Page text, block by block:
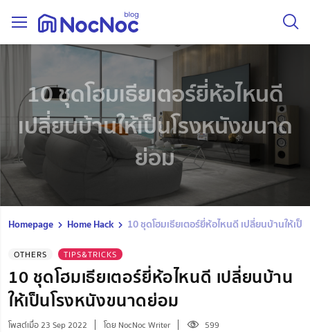
10 ชุดโฮมเธียเตอร์ยี่ห้อไหนดี
เปลี่ยนบ้านให้เป็นโรงหนังขนาด
ย่อม
Homepage Home Hack 10 ชุดโฮมเธียเตอร์ยี่ห้อไหนดี เปลี่ยนบ้านให้เ
OTHERS TIPS&TRICKS
10 ชุดโฮมเธียเตอร์ยี่ห้อไหนดี เปลี่ยนบ้าน
ให้เป็นโรงหนังขนาดย่อม
โพสต์เมื่อ 23 Sep 2022 โดย NocNoc Writer 599